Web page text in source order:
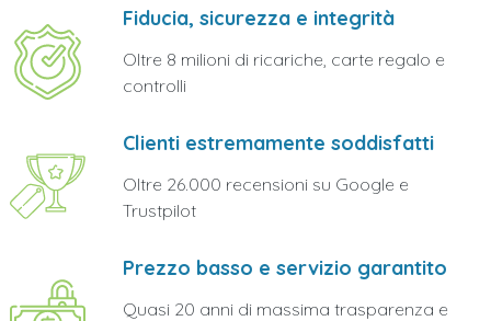
Fiducia, sicurezza e integrità
Oltre 8 milioni di ricariche, carte regalo e
controlli
Clienti estremamente soddisfatti
Oltre 26.000 recensioni su Google e
Trustpilot
Prezzo basso e servizio garantito
Quasi 20 anni di massima trasparenza e